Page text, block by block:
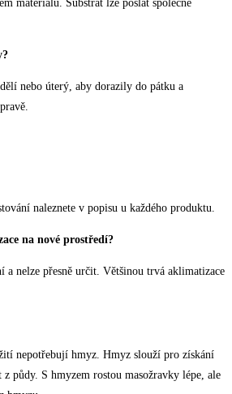
materiálu. Substrát lze poslat společně
nebo úterý, aby dorazily do pátku a
naleznete v popisu u každého produktu.
na nové prostředí?
nelze přesně určit. Většinou trvá aklimatizace
nepotřebují hmyz. Hmyz slouží pro získání
půdy. S hmyzem rostou masožravky lépe, ale